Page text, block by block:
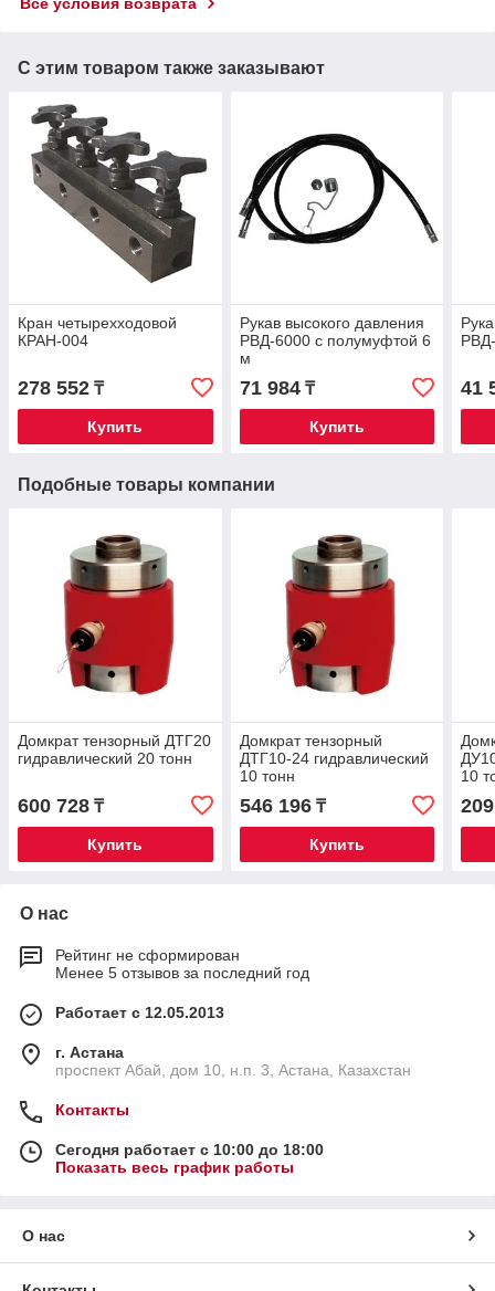
С этим товаром также заказывают
Кран четырехходовой
КРАН-004
278 552 ₸
Купить
Рукав высокого давления
РВД-6000 с полумуфтой 6
м
71 984₸
Купить
41
Подобные товары компании
Домкрат тензорный ДТГ20
гидравлический 20 тонн
600 728 ₸
Купить
Домкрат тензорный
ДТГ10-24 гидравлический
10 тонн
546 196₸
Купить
10
О нас
Рейтинг не сформирован
Менее 5 отзывов за последний год
Работает с 12.05.2013
г. Астана
проспект Абай, дом 10, н.п. 3, Астана, Казахстан
Контакты
Сегодня работает с 10:00 до 18:00
Показать весь график работы
О нас